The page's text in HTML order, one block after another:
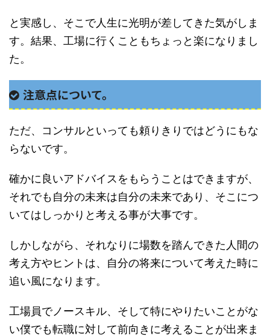
と実感し、そこで人生に光明が差してきた気がしま
す。結果、工場に行くこともちょっと楽になりまし
た。
注意点について。
ただ、コンサルといっても頼りきりではどうにもな
らないです。
確かに良いアドバイスをもらうことはできますが、
それでも自分の未来は自分の未来であり、そこにつ
いてはしっかりと考える事が大事です。
しかしながら、それなりに場数を踏んできた人間の
考え方やヒントは、自分の将来について考えた時に
追い風になります。
工場員でノースキル、そして特にやりたいことがな
い僕でも転職に対して前向きに考えることが出来ま